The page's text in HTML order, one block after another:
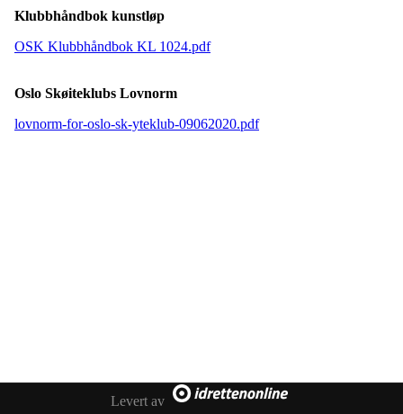
Klubbhåndbok kunstløp
OSK Klubbhåndbok KL 1024.pdf
Oslo Skøiteklubs Lovnorm
lovnorm-for-oslo-sk-yteklub-09062020.pdf
Levert av